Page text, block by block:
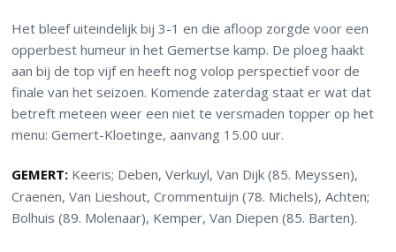
Het bleef uiteindelijk bij 3-1 en die afloop zorgde voor een
opperbest humeur in het Gemertse kamp. De ploeg haakt
aan bij de top vijf en heeft nog volop perspectief voor de
finale van het seizoen. Komende zaterdag staat er wat dat
betreft meteen weer een niet te versmaden topper op het
menu: Gemert-Kloetinge, aanvang 15.00 uur.
GEMERT: Keeris; Deben, Verkuyl, Van Dijk (85. Meyssen),
Craenen, Van Lieshout, Crommentuijn (78. Michels), Achten;
Bolhuis (89. Molenaar), Kemper, Van Diepen (85. Barten).